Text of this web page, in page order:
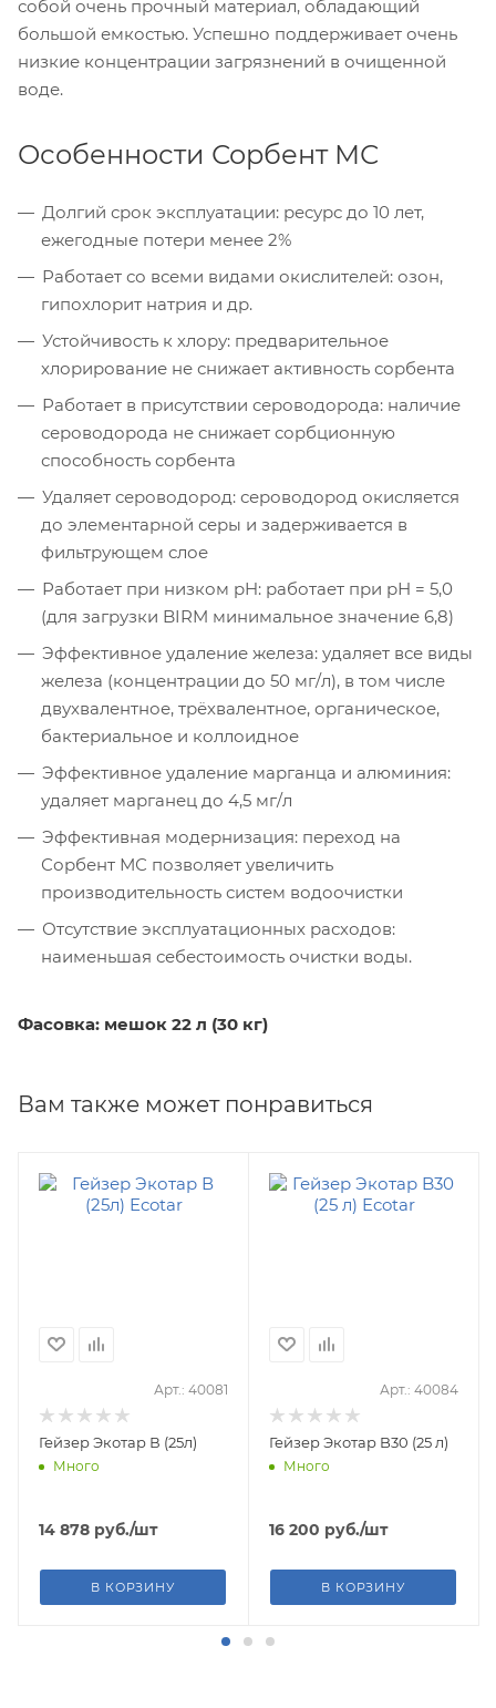
собой очень прочный материал, обладающий
большой емкостью. Успешно поддерживает очень
низкие концентрации загрязнений в очищенной
воде.
Особенности Сорбент МС
Долгий срок эксплуатации: ресурс до 10 лет,
ежегодные потери менее 2%
Работает со всеми видами окислителей: озон,
гипохлорит натрия и др.
Устойчивость к хлору: предварительное
хлорирование не снижает активность сорбента
Работает в присутствии сероводорода: наличие
сероводорода не снижает сорбционную
способность сорбента
Удаляет сероводород: сероводород окисляется
до элементарной серы и задерживается в
фильтрующем слое
Работает при низком pH: работает при рН = 5,0
(для загрузки BIRM минимальное значение 6,8)
Эффективное удаление железа: удаляет все виды
железа (концентрации до 50 мг/л), в том числе
двухвалентное, трёхвалентное, органическое,
бактериальное и коллоидное
Эффективное удаление марганца и алюминия:
удаляет марганец до 4,5 мг/л
Эффективная модернизация: переход на
Сорбент МС позволяет увеличить
производительность систем водоочистки
Отсутствие эксплуатационных расходов:
наименьшая себестоимость очистки воды.
Фасовка: мешок 22 л (30 кг)
Вам также может понравиться
Арт.: 40081
Гейзер Экотар В (25л)
Много
14 878 руб./шт
В КОРЗИНУ
Арт.: 40084
Гейзер Экотар B30 (25 л)
Много
16 200 руб./шт
В КОРЗИНУ